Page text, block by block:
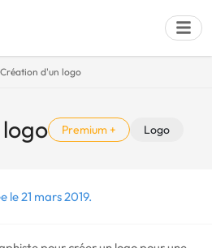
Déposer une
Création d'un logo
Premium + Logo
le 21 mars 2019.